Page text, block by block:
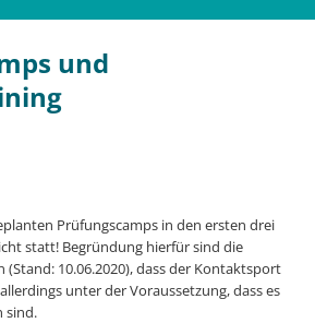
und
Prüfungscamps in den ersten drei
statt! Begründung hierfür sind die
10.06.2020), dass der Kontaktsport
unter der Voraussetzung, dass es
sind.